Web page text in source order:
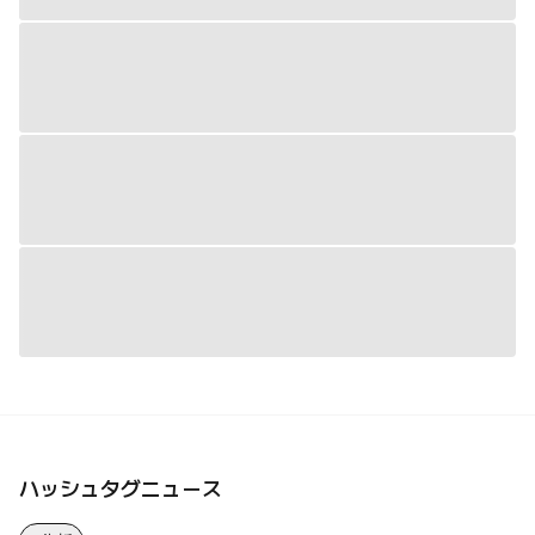
ハッシュタグニュース